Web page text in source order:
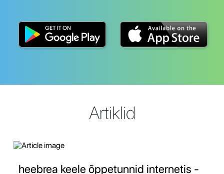
Artiklid
heebrea keele õppetunnid internetis -